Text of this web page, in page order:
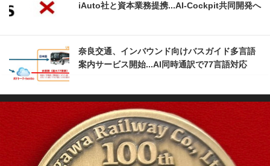
iAuto社と資本業務提携...AI-Cockpit共同開発へ
奈良交通、インバウンド向けバスガイド多言語
案内サービス開始...AI同時通訳で77言語対応